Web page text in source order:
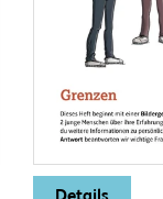
Details